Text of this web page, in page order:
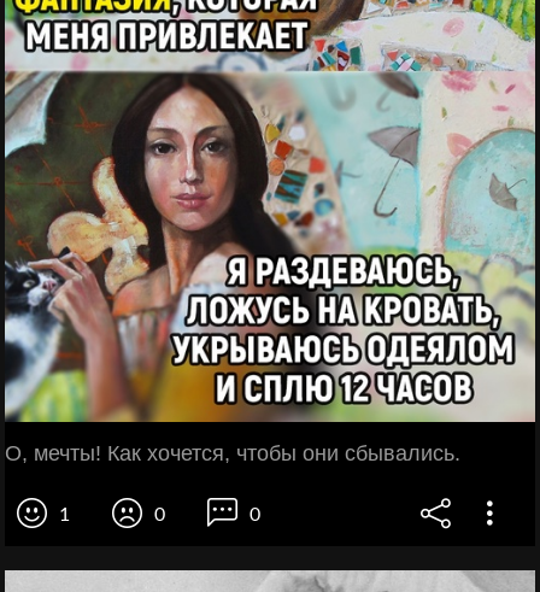
О, мечты! Как хочется, чтобы они сбывались.
1 0 0